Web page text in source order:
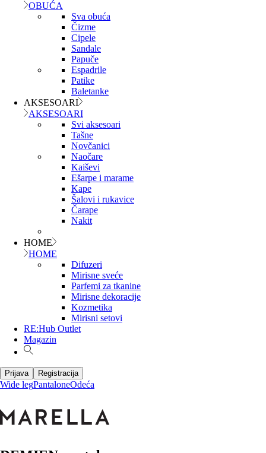
OBUĆA
Sva obuća
Čizme
Cipele
Sandale
Papuče
Espadrile
Patike
Baletanke
AKSESOARI
AKSESOARI
Svi aksesoari
Tašne
Novčanici
Naočare
Kaiševi
Ešarpe i marame
Kape
Šalovi i rukavice
Čarape
Nakit
HOME
HOME
Difuzeri
Mirisne sveće
Parfemi za tkanine
Mirisne dekoracije
Kozmetika
Mirisni setovi
RE:Hub Outlet
Magazin
Prijava Registracija
Wide legPantaloneOdeća